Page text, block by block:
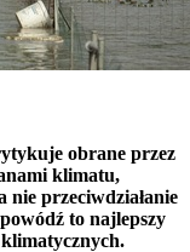
obrane przez
klimatu,
nie przeciwdziałanie
to najlepszy